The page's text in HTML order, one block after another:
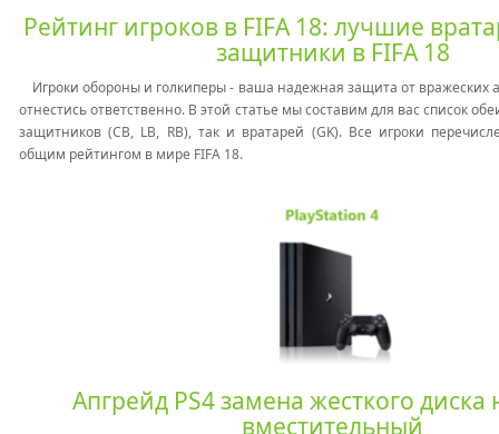
Рейтинг игроков в FIFA 18: лучшие
защитники в FIFA 18
Игроки обороны и голкиперы - ваша надежная защита от вражеских
отнестись ответственно. В этой статье мы составим для вас список
защитников (CB, LB, RB), так и вратарей (GK). Все игроки
общим рейтингом в мире FIFA 18.
Апгрейд PS4 замена жесткого диска
вместительный